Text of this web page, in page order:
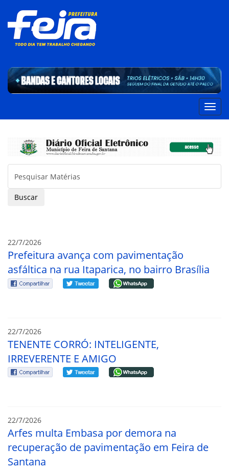
Buscar
22/7/2026
Prefeitura avança com pavimentação
asfáltica na rua Itaparica, no bairro Brasília
22/7/2026
TENENTE CORRÓ: INTELIGENTE,
IRREVERENTE E AMIGO
22/7/2026
Arfes multa Embasa por demora na
recuperação de pavimentação em Feira de
Santana